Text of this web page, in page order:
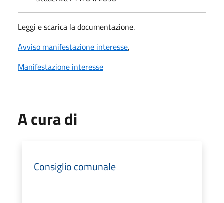
Leggi e scarica la documentazione.
Avviso manifestazione interesse,
Manifestazione interesse
A cura di
Consiglio comunale